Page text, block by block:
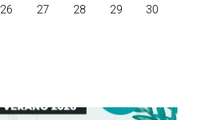
26 27 28 29 30